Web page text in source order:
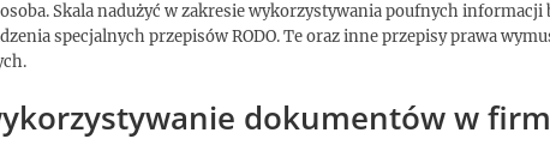
Skala nadużyć w zakresie wykorzystywania poufnych informacji
specjalnych przepisów RODO. Te oraz inne przepisy prawa
dokumentów w